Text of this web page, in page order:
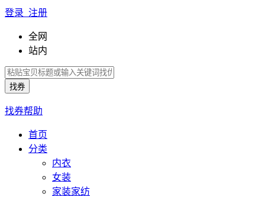
登录 注册
全网
站内
找券帮助
首页
分类
内衣
女装
家装家纺